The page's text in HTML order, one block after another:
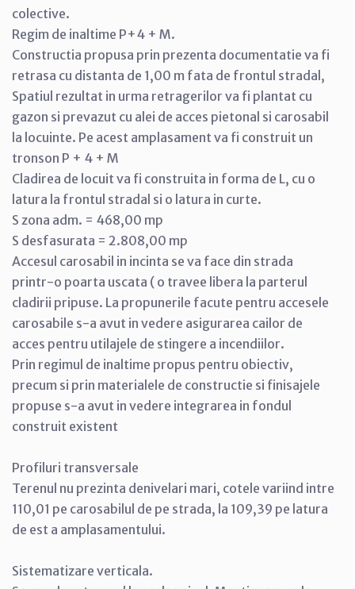
colective.
Regim de inaltime P+4 + M.
Constructia propusa prin prezenta documentatie va fi
retrasa cu distanta de 1,00 m fata de frontul stradal,
Spatiul rezultat in urma retragerilor va fi plantat cu
gazon si prevazut cu alei de acces pietonal si carosabil
la locuinte. Pe acest amplasament va fi construit un
tronson P + 4 + M
Cladirea de locuit va fi construita in forma de L, cu o
latura la frontul stradal si o latura in curte.
S zona adm. = 468,00 mp
S desfasurata = 2.808,00 mp
Accesul carosabil in incinta se va face din strada
printr-o poarta uscata ( o travee libera la parterul
cladirii pripuse. La propunerile facute pentru accesele
carosabile s-a avut in vedere asigurarea cailor de
acces pentru utilajele de stingere a incendiilor.
Prin regimul de inaltime propus pentru obiectiv,
precum si prin materialele de constructie si finisajele
propuse s-a avut in vedere integrarea in fondul
construit existent
Profiluri transversale
Terenul nu prezinta denivelari mari, cotele variind intre
110,01 pe carosabilul de pe strada, la 109,39 pe latura
de est a amplasamentului.
Sistematizare verticala.